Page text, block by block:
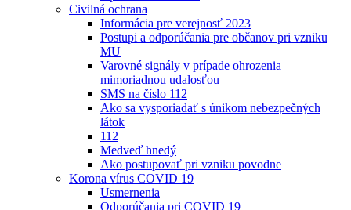
Civilná ochrana
Informácia pre verejnosť 2023
Postupi a odporúčania pre občanov pri vzniku
MU
Varovné signály v prípade ohrozenia
mimoriadnou udalosťou
SMS na číslo 112
Ako sa vysporiadať s únikom nebezpečných
látok
112
Medveď hnedý
Ako postupovať pri vzniku povodne
Korona vírus COVID 19
Usmernenia
Odporúčania pri COVID 19